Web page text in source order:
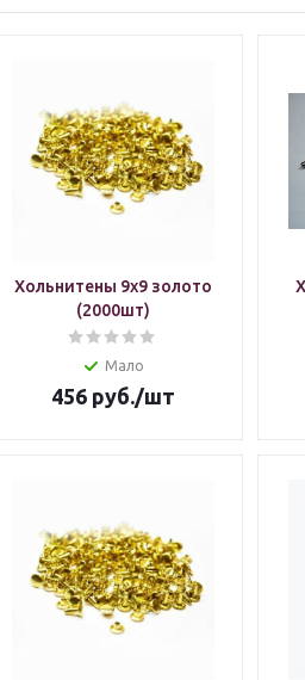
Хольнитены 9х9 золото
(2000шт)
Мало
456руб./шт